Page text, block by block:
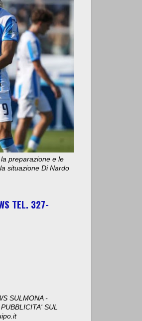
preparazione e le
situazione Di Nardo
TEL. 327-
SULMONA -
SUL